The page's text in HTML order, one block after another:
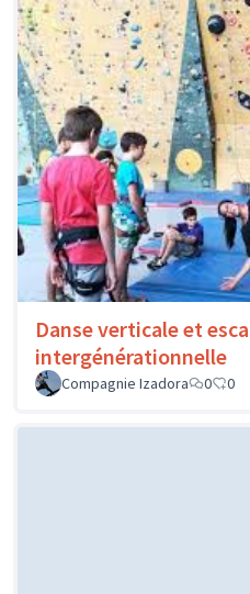
Danse verticale et
intergénérationnelle
Compagnie Izadora
0 0